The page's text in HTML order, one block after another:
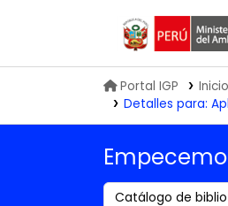
Portal IGP
Inicio
Detalles para:
Search the